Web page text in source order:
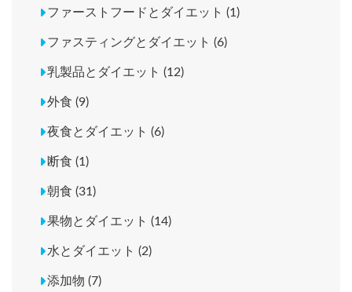
ファーストフードとダイエット (1)
ファスティングとダイエット (6)
乳製品とダイエット (12)
外食 (9)
夜食とダイエット (6)
断食 (1)
朝食 (31)
果物とダイエット (14)
水とダイエット (2)
添加物 (7)